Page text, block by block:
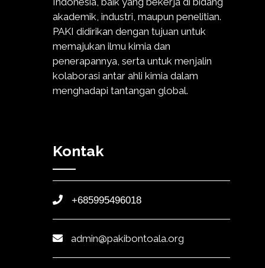
akademik, industri, maupun penelitian.
PAKI didirikan dengan tujuan untuk
memajukan ilmu kimia dan
penerapannya, serta untuk menjalin
kolaborasi antar ahli kimia dalam
menghadapi tantangan global.
Kontak
+685995496018
admin@pakibontoala.org